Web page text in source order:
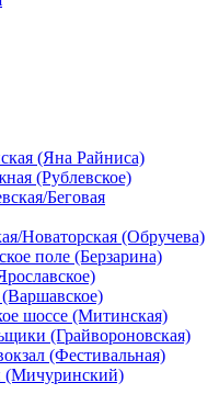
(Яна Райниса)
(Рублевское)
Беговая
Новаторская (Обручева)
поле (Берзарина)
шоссе (Митинская)
(Грайвороновская)
(Фестивальная)
(Мичуринский)